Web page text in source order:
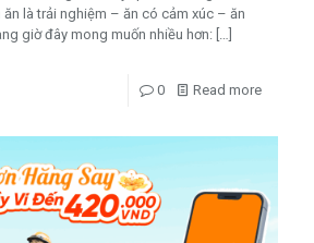
là trải nghiệm – ăn có cảm xúc – ăn
giờ đây mong muốn nhiều hơn: […]
0 Read more